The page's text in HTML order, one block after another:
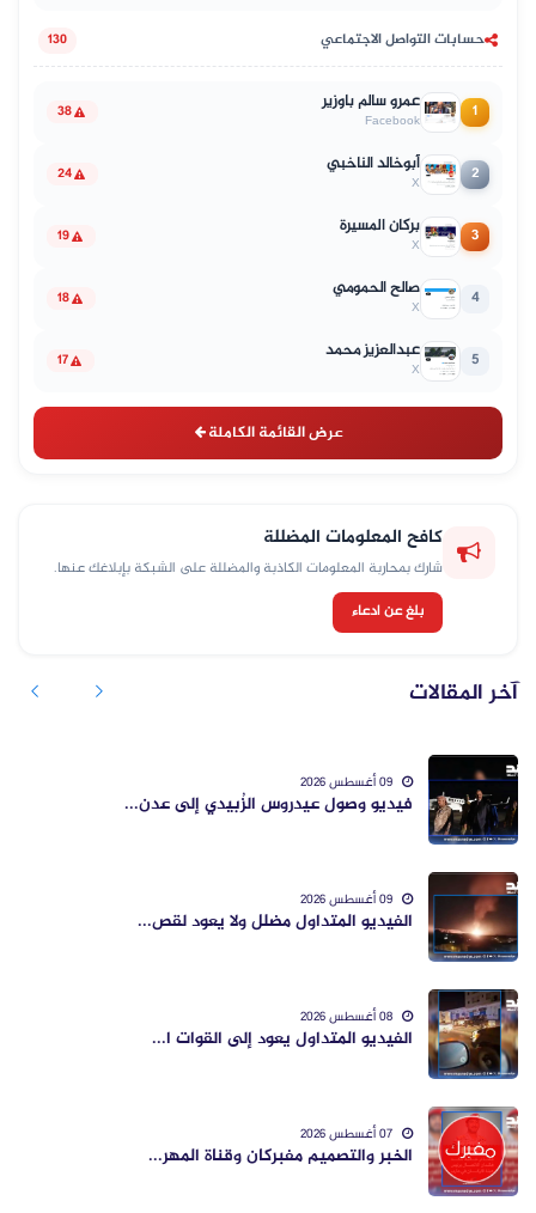
حسابات التواصل الاجتماعي 130
1 عمرو سالم باوزير
Facebook
38
2 أبوخالد الناخبي
X
24
3 بركان المسيرة
X
19
4 صالح الحمومي
X
18
5 عبدالعزيز محمد
X
17
عرض القائمة الكاملة
كافح المعلومات المضللة
شارك بمحاربة المعلومات الكاذبة والمضللة على الشبكة بإبلاغك عنها.
بلغ عن ادعاء
آخر المقالات
فيديو وصول عيدروس الزُبيدي إلى عدن...
الفيديو المتداول مضلل ولا يعود لقص...
الفيديو المتداول يعود إلى القوات ا...
الخبر والتصميم مفبركان وقناة المهر...